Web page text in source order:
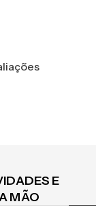
E
MÃO